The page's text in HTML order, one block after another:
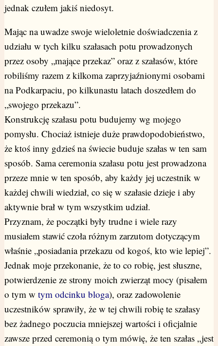
jednak czułem jakiś niedosyt.
Mając na uwadze swoje wieloletnie doświadczenia z
udziału w tych kilku szałasach potu prowadzonych
przez osoby „mające przekaz” oraz z szałasów, które
robiliśmy razem z kilkoma zaprzyjaźnionymi osobami
na Podkarpaciu, po kilkunastu latach doszedłem do
„swojego przekazu”.
Konstrukcję szałasu potu budujemy wg mojego
pomysłu. Chociaż istnieje duże prawdopodobieństwo,
że ktoś inny gdzieś na świecie buduje szałas w ten sam
sposób. Sama ceremonia szałasu potu jest prowadzona
przeze mnie w ten sposób, aby każdy jej uczestnik w
każdej chwili wiedział, co się w szałasie dzieje i aby
aktywnie brał w tym wszystkim udział.
Przyznam, że początki były trudne i wiele razy
musiałem stawić czoła różnym zarzutom dotyczącym
właśnie „posiadania przekazu od kogoś, kto wie lepiej”.
Jednak moje przekonanie, że to co robię, jest słuszne,
potwierdzenie ze strony moich zwierząt mocy (pisałem
o tym w tym odcinku bloga), oraz zadowolenie
uczestników sprawiły, że w tej chwili robię te szałasy
bez żadnego poczucia mniejszej wartości i oficjalnie
zawsze przed ceremonią o tym mówię, że ten szałas „jest